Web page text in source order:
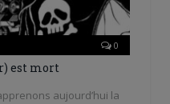
0
est mort
aujourd’hui la